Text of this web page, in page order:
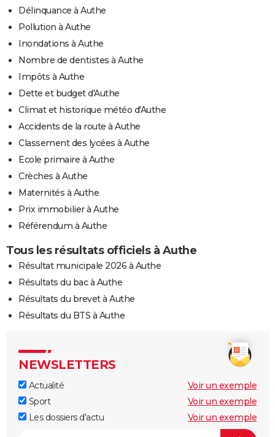
Délinquance à Authe
Pollution à Authe
Inondations à Authe
Nombre de dentistes à Authe
Impôts à Authe
Dette et budget d'Authe
Climat et historique météo d'Authe
Accidents de la route à Authe
Classement des lycées à Authe
Ecole primaire à Authe
Crèches à Authe
Maternités à Authe
Prix immobilier à Authe
Référendum à Authe
Tous les résultats officiels à Authe
Résultat municipale 2026 à Authe
Résultats du bac à Authe
Résultats du brevet à Authe
Résultats du BTS à Authe
NEWSLETTERS
Actualité
Voir un exemple
Sport
Voir un exemple
Les dossiers d'actu
Voir un exemple